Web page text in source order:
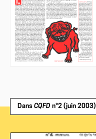
Dans CQFD n°2 (juin 2003)